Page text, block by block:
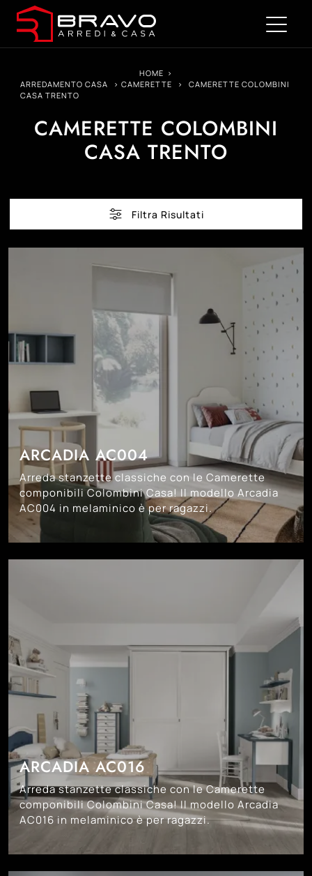
HOME >
ARREDAMENTO CASA
> CAMERETTE >
CAMERETTE COLOMBINI
CASA TRENTO
CAMERETTE COLOMBINI
CASA TRENTO
Filtra Risultati
ARCADIA AC004
Arreda stanzette classiche con le Camerette
componibili Colombini Casa! Il modello Arcadia
AC004 in melaminico è per ragazzi.
ARCADIA AC016
Arreda stanzette classiche con le Camerette
componibili Colombini Casa! Il modello Arcadia
AC016 in melaminico è per ragazzi.